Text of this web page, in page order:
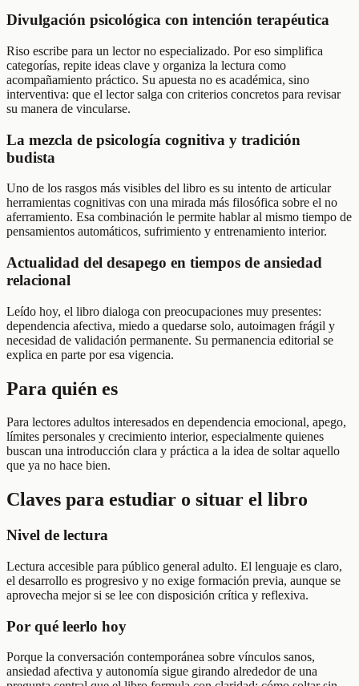
Divulgación psicológica con intención terapéutica
Riso escribe para un lector no especializado. Por eso simplifica
categorías, repite ideas clave y organiza la lectura como
acompañamiento práctico. Su apuesta no es académica, sino
interventiva: que el lector salga con criterios concretos para revisar
su manera de vincularse.
La mezcla de psicología cognitiva y tradición
budista
Uno de los rasgos más visibles del libro es su intento de articular
herramientas cognitivas con una mirada más filosófica sobre el no
aferramiento. Esa combinación le permite hablar al mismo tiempo de
pensamientos automáticos, sufrimiento y entrenamiento interior.
Actualidad del desapego en tiempos de ansiedad
relacional
Leído hoy, el libro dialoga con preocupaciones muy presentes:
dependencia afectiva, miedo a quedarse solo, autoimagen frágil y
necesidad de validación permanente. Su permanencia editorial se
explica en parte por esa vigencia.
Para quién es
Para lectores adultos interesados en dependencia emocional, apego,
límites personales y crecimiento interior, especialmente quienes
buscan una introducción clara y práctica a la idea de soltar aquello
que ya no hace bien.
Claves para estudiar o situar el libro
Nivel de lectura
Lectura accesible para público general adulto. El lenguaje es claro,
el desarrollo es progresivo y no exige formación previa, aunque se
aprovecha mejor si se lee con disposición crítica y reflexiva.
Por qué leerlo hoy
Porque la conversación contemporánea sobre vínculos sanos,
ansiedad afectiva y autonomía sigue girando alrededor de una